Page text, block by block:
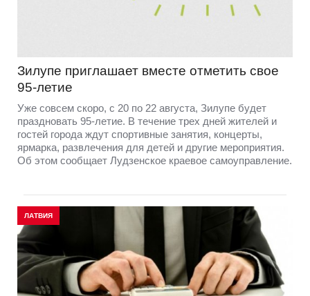
Зилупе приглашает вместе отметить свое
95-летие
Уже совсем скоро, с 20 по 22 августа, Зилупе будет
праздновать 95-летие. В течение трех дней жителей и
гостей города ждут спортивные занятия, концерты,
ярмарка, развлечения для детей и другие мероприятия.
Об этом сообщает Лудзенское краевое самоуправление.
ЛАТВИЯ